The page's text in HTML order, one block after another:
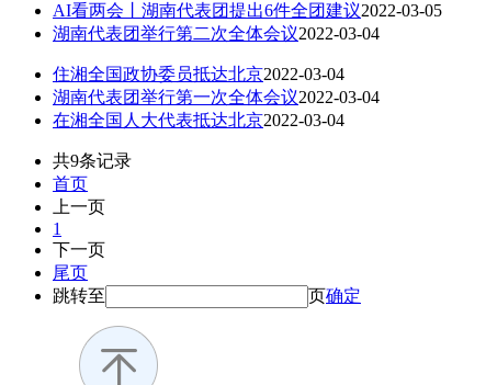
AI看两会丨湖南代表团提出6件全团建议2022-03-05
湖南代表团举行第二次全体会议2022-03-04
住湘全国政协委员抵达北京2022-03-04
湖南代表团举行第一次全体会议2022-03-04
在湘全国人大代表抵达北京2022-03-04
共9条记录
首页
上一页
1
下一页
尾页
跳转至
页确定